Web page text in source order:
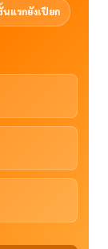
แรกยังเปียก